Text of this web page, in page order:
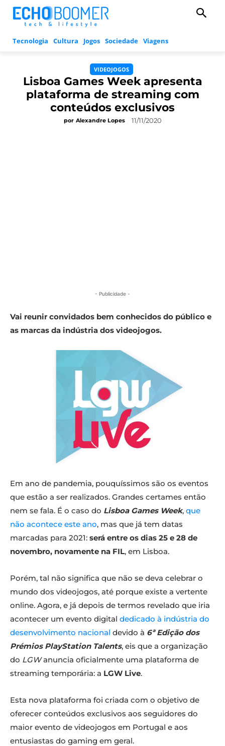
Tecnologia Cultura Jogos Sociedade Viagens
VIDEOJOGOS
Lisboa Games Week apresenta
plataforma de streaming com
conteúdos exclusivos
por Alexandre Lopes 11/11/2020
- Publicidade -
Vai reunir convidados bem conhecidos do público e
as marcas da indústria dos videojogos.
Em ano de pandemia, pouquíssimos são os eventos
que estão a ser realizados. Grandes certames então
nem se fala. É o caso do Lisboa Games Week, que
não acontece este ano, mas que já tem datas
marcadas para 2021: será entre os dias 25 e 28 de
novembro, novamente na FIL, em Lisboa.
Porém, tal não significa que não se deva celebrar o
mundo dos videojogos, até porque existe a vertente
online. Agora, e já depois de termos revelado que iria
acontecer um evento digital dedicado à indústria do
desenvolvimento nacional devido à 6ª Edição dos
Prémios PlayStation Talents, eis que a organização
do LGWanuncia oficialmente uma plataforma de
streaming temporária: a LGW Live.
Esta nova plataforma foi criada com o objetivo de
oferecer conteúdos exclusivos aos seguidores do
maior evento de videojogos em Portugal e aos
entusiastas do gaming em geral.